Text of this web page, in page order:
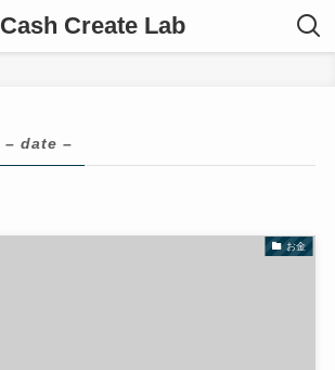
Cash Create Lab
– date –
お金